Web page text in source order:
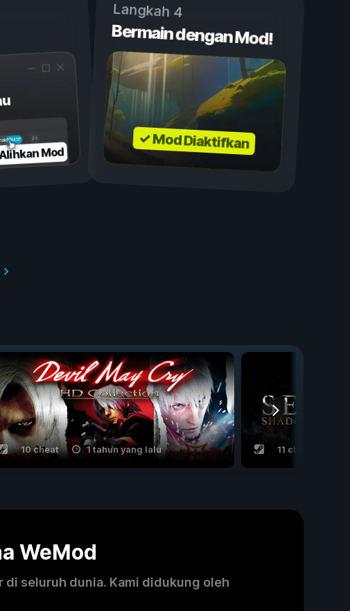
Aktif
Alihkan Mod
Langkah 4
Bermain dengan Mod!
✓ Mod Diaktifkan
10 cheat 1 tahun yang lalu 11 cheat
WeMod
seluruh dunia. Kami didukung oleh